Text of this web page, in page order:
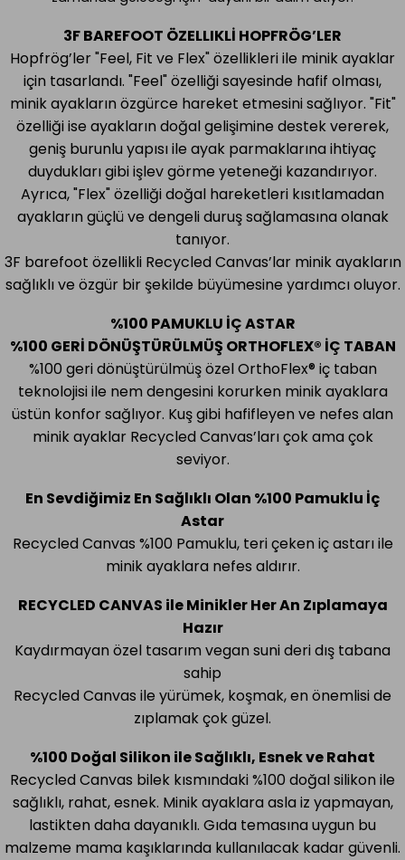
3F BAREFOOT ÖZELLIKLİ HOPFRÖG’LER
Hopfrög’ler "Feel, Fit ve Flex" özellikleri ile minik ayaklar
için tasarlandı. "Feel" özelliği sayesinde hafif olması,
minik ayakların özgürce hareket etmesini sağlıyor. "Fit"
özelliği ise ayakların doğal gelişimine destek vererek,
geniş burunlu yapısı ile ayak parmaklarına ihtiyaç
duydukları gibi işlev görme yeteneği kazandırıyor.
Ayrıca, "Flex" özelliği doğal hareketleri kısıtlamadan
ayakların güçlü ve dengeli duruş sağlamasına olanak
tanıyor.
3F barefoot özellikli Recycled Canvas’lar minik ayakların
sağlıklı ve özgür bir şekilde büyümesine yardımcı oluyor.
%100 PAMUKLU İÇ ASTAR
%100 GERİ DÖNÜŞTÜRÜLMÜŞ ORTHOFLEX® İÇ TABAN
%100 geri dönüştürülmüş özel OrthoFlex® iç taban
teknolojisi ile nem dengesini korurken minik ayaklara
üstün konfor sağlıyor. Kuş gibi hafifleyen ve nefes alan
minik ayaklar Recycled Canvas’ları çok ama çok
seviyor.
En Sevdiğimiz En Sağlıklı Olan %100 Pamuklu İç
Astar
Recycled Canvas %100 Pamuklu, teri çeken iç astarı ile
minik ayaklara nefes aldırır.
RECYCLED CANVAS ile Minikler Her An Zıplamaya
Hazır
Kaydırmayan özel tasarım vegan suni deri dış tabana
sahip
Recycled Canvas ile yürümek, koşmak, en önemlisi de
zıplamak çok güzel.
%100 Doğal Silikon ile Sağlıklı, Esnek ve Rahat
Recycled Canvas bilek kısmındaki %100 doğal silikon ile
sağlıklı, rahat, esnek. Minik ayaklara asla iz yapmayan,
lastikten daha dayanıklı. Gıda temasına uygun bu
malzeme mama kaşıklarında kullanılacak kadar güvenli.